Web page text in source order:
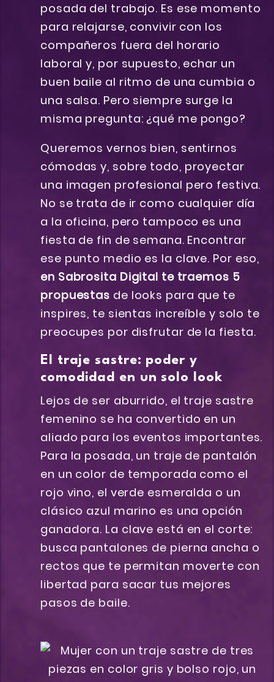
posada del trabajo. Es ese momento
para relajarse, convivir con los
compañeros fuera del horario
laboral y, por supuesto, echar un
buen baile al ritmo de una cumbia o
una salsa. Pero siempre surge la
misma pregunta: ¿qué me pongo?
Queremos vernos bien, sentirnos
cómodas y, sobre todo, proyectar
una imagen profesional pero festiva.
No se trata de ir como cualquier día
a la oficina, pero tampoco es una
fiesta de fin de semana. Encontrar
ese punto medio es la clave. Por eso,
en Sabrosita Digital te traemos 5
propuestas de looks para que te
inspires, te sientas increíble y solo te
preocupes por disfrutar de la fiesta.
El traje sastre: poder y
comodidad en un solo look
Lejos de ser aburrido, el traje sastre
femenino se ha convertido en un
aliado para los eventos importantes.
Para la posada, un traje de pantalón
en un color de temporada como el
rojo vino, el verde esmeralda o un
clásico azul marino es una opción
ganadora. La clave está en el corte:
busca pantalones de pierna ancha o
rectos que te permitan moverte con
libertad para sacar tus mejores
pasos de baile.